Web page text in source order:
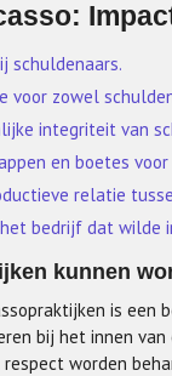
schuldenaars.
zowel
integriteit van
en boetes voor
relatie
bedrijf dat wilde
kunnen
is een
bij het innen
worden